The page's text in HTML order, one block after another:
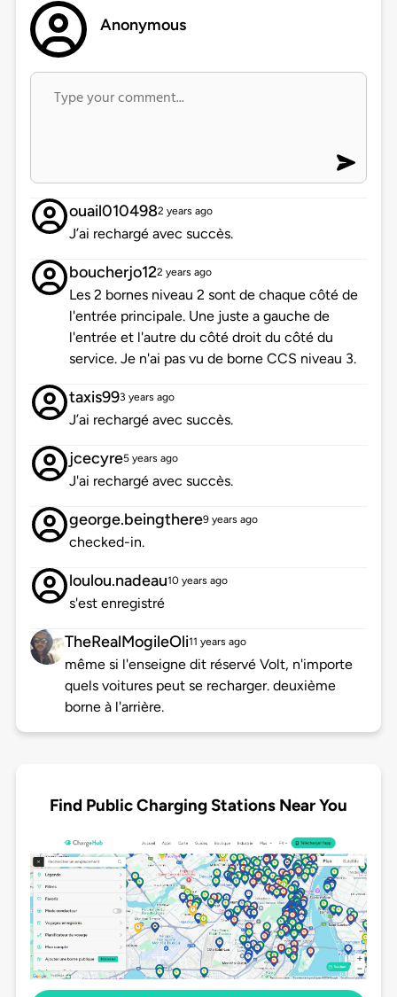
Anonymous
ouail0104982 years ago
J’ai rechargé avec succès.
boucherjo122 years ago
Les 2 bornes niveau 2 sont de chaque côté de
l'entrée principale. Une juste a gauche de
l'entrée et l'autre du côté droit du côté du
service. Je n'ai pas vu de borne CCS niveau 3.
taxis993 years ago
J’ai rechargé avec succès.
jcecyre5 years ago
J'ai rechargé avec succès.
george.beingthere9 years ago
checked-in.
loulou.nadeau10 years ago
s'est enregistré
TheRealMogileOli11 years ago
même si l'enseigne dit réservé Volt, n'importe
quels voitures peut se recharger. deuxième
borne à l'arrière.
Find Public Charging Stations Near You